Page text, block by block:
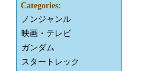
Categories:
ノンジャンル
映画・テレビ
ガンダム
スタートレック